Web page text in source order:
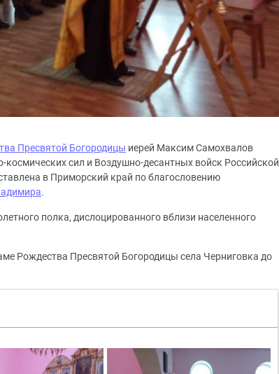
Пресвятой Богородицы иерей Максим Самохвалов
сил и Воздушно-десантных войск Российской
в Приморский край по благословению
.
полка, дислоцированного вблизи населенного
Рождества Пресвятой Богородицы села Черниговка до